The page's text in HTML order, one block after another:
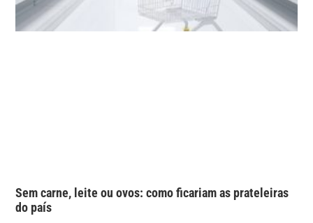
Sem carne, leite ou ovos: como ficariam as prateleiras
do país